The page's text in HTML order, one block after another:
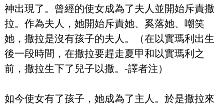
神出現了。曾經的使女成為了夫人並開始斥責撒
拉。作為夫人，她開始斥責她、奚落她、嘲笑
她，撒拉是沒有孩子的夫人。（在以實瑪利出生
後一段時間，在撒拉要趕走夏甲和以實瑪利之
前，撒拉生下了兒子以撒。-譯者注）
如今使女有了孩子，她成為了主人。於是撒拉來